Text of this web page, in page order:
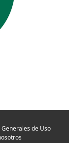
de Uso